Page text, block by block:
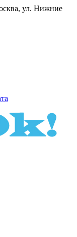
ул. Нижние